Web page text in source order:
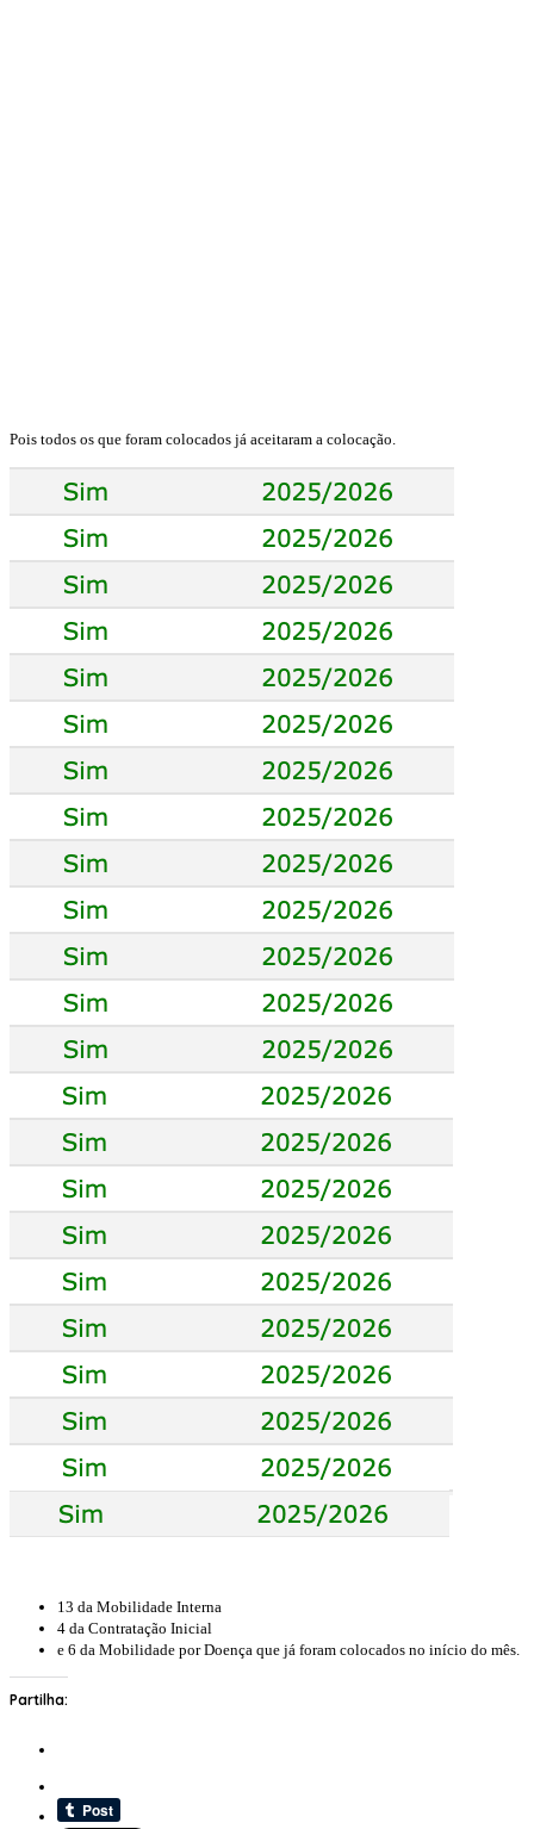
Pois todos os que foram colocados já aceitaram a colocação.
13 da Mobilidade Interna
4 da Contratação Inicial
e 6 da Mobilidade por Doença que já foram colocados no início do mês.
Partilha: